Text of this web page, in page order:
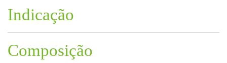
Indicação
Composição